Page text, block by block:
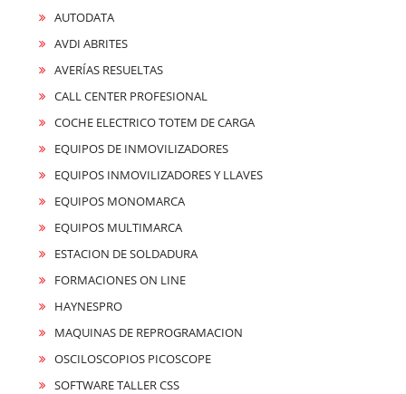
AUTODATA
AVDI ABRITES
AVERÍAS RESUELTAS
CALL CENTER PROFESIONAL
COCHE ELECTRICO TOTEM DE CARGA
EQUIPOS DE INMOVILIZADORES
EQUIPOS INMOVILIZADORES Y LLAVES
EQUIPOS MONOMARCA
EQUIPOS MULTIMARCA
ESTACION DE SOLDADURA
FORMACIONES ON LINE
HAYNESPRO
MAQUINAS DE REPROGRAMACION
OSCILOSCOPIOS PICOSCOPE
SOFTWARE TALLER CSS